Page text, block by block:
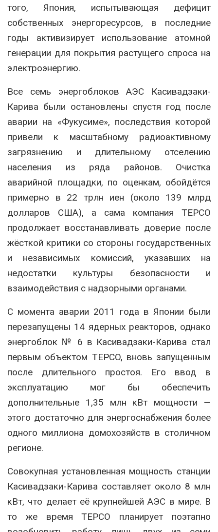
того, Япония, испытывающая дефицит
собственных энергоресурсов, в последние
годы активизирует использование атомной
генерации для покрытия растущего спроса на
электроэнергию.
Все семь энергоблоков АЭС Касивадзаки-
Карива были остановлены спустя год после
аварии на «Фукусиме», последствия которой
привели к масштабному радиоактивному
загрязнению и длительному отселению
населения из ряда районов. Очистка
аварийной площадки, по оценкам, обойдётся
примерно в 22 трлн иен (около 139 млрд
долларов США), а сама компания TEPCO
продолжает восстанавливать доверие после
жёсткой критики со стороны государственных
и независимых комиссий, указавших на
недостатки культуры безопасности и
взаимодействия с надзорными органами.
С момента аварии 2011 года в Японии были
перезапущены 14 ядерных реакторов, однако
энергоблок № 6 в Касивадзаки-Карива стал
первым объектом TEPCO, вновь запущенным
после длительного простоя. Его ввод в
эксплуатацию мог бы обеспечить
дополнительные 1,35 млн кВт мощности —
этого достаточно для энергоснабжения более
одного миллиона домохозяйств в столичном
регионе.
Совокупная установленная мощность станции
Касивадзаки-Карива составляет около 8 млн
кВт, что делает её крупнейшей АЭС в мире. В
то же время TEPCO планирует поэтапно